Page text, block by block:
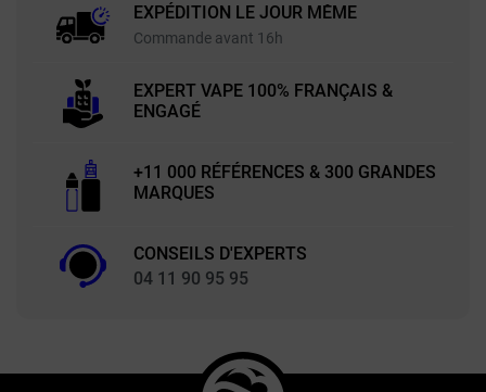
EXPÉDITION LE JOUR MÊME
Commande avant 16h
EXPERT VAPE 100% FRANÇAIS &
ENGAGÉ
+11 000 RÉFÉRENCES & 300 GRANDES
MARQUES
CONSEILS D'EXPERTS
04 11 90 95 95